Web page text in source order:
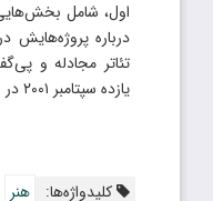
اول، شامل بخش‌هایی
درباره پروژه‌هایش
تئاتر مجادله و
یازده سپتامبر ۲۰۰۱ در امریکاست.
کلیدواژه‌ها: هنر